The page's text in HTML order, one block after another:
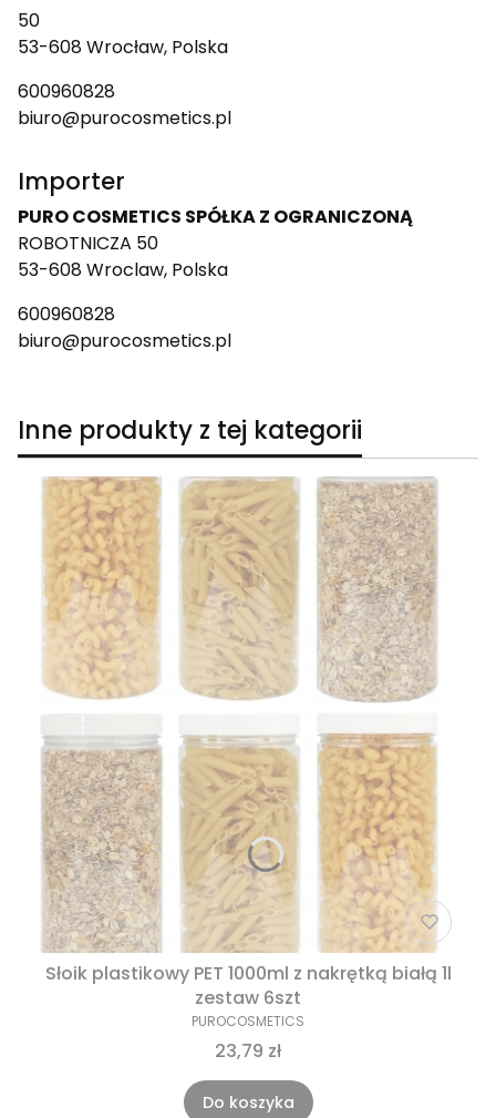
50
53-608 Wrocław, Polska
600960828
biuro@purocosmetics.pl
Importer
PURO COSMETICS SPÓŁKA Z OGRANICZONĄ
ROBOTNICZA 50
53-608 Wroclaw, Polska
600960828
biuro@purocosmetics.pl
Inne produkty z tej kategorii
Słoik plastikowy PET 1000ml z nakrętką białą 1l
zestaw 6szt
PUROCOSMETICS
23,79 zł
Do koszyka